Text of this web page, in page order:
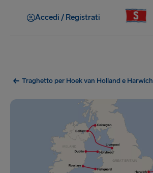
Accedi / Registrati
Traghetto per Hoek van Holland e Harwich